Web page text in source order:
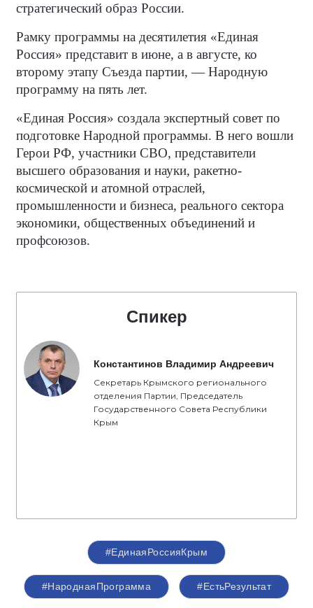
стратегический образ России.
Рамку программы на десятилетия «Единая
Россия» представит в июне, а в августе, ко
второму этапу Съезда партии, — Народную
программу на пять лет.
«Единая Россия» создала экспертный совет по
подготовке Народной программы. В него вошли
Герои РФ, участники СВО, представители
высшего образования и науки, ракетно-
космической и атомной отраслей,
промышленности и бизнеса, реального сектора
экономики, общественных объединений и
профсоюзов.
Спикер
Константинов Владимир Андреевич
Секретарь Крымского регионального
отделения Партии, Председатель
Государственного Совета Республики
Крым
#ЕдинаяРоссияКрым
#НароднаяПрограмма #ЕстьРезультат